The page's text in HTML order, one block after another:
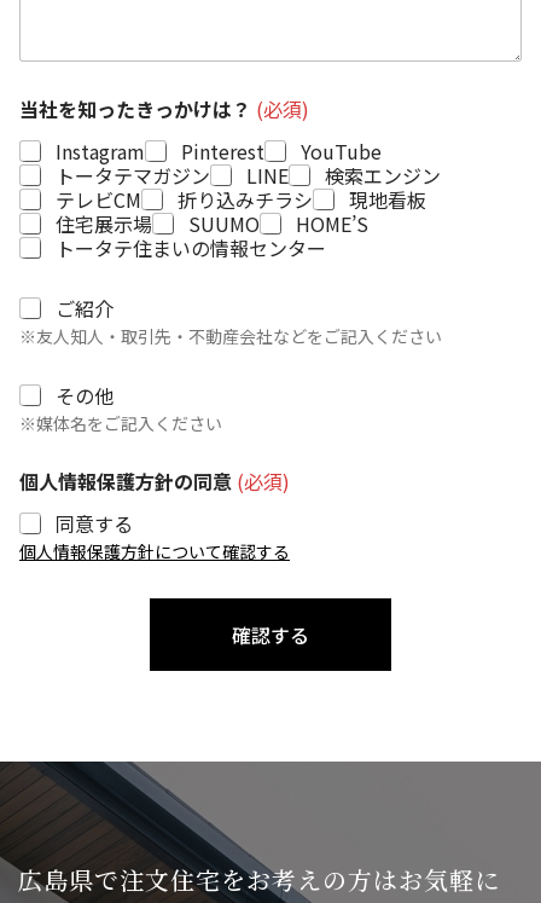
当社を知ったきっかけは？ (必須)
Instagram
Pinterest
YouTube
トータテマガジン
LINE
検索エンジン
テレビCM
折り込みチラシ
現地看板
住宅展示場
SUUMO
HOME’S
トータテ住まいの情報センター
ご
紹
介
ご紹介
※友人知人・取引先・不動産会社などをご記入ください
そ
の
他
その他
※媒体名をご記入ください
個人情報保護方針の同意 (必須)
同意する
個人情報保護方針について確認する
確認する
広島県で注文住宅をお考えの方はお気軽に